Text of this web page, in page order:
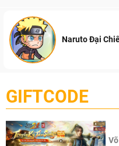
Naruto Đại
GIFTCODE